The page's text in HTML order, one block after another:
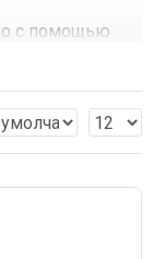
с помощью
автомобиля.